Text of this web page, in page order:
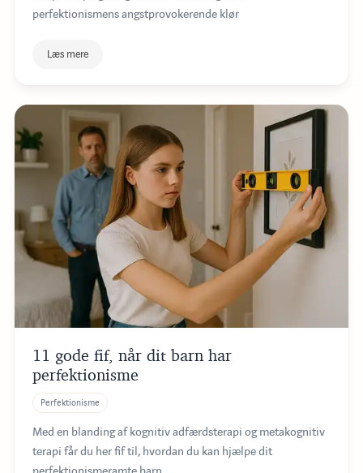
perfektionismens angstprovokerende klør
Læs mere
11 gode fif, når dit barn har
perfektionisme
Perfektionisme
Med en blanding af kognitiv adfærdsterapi og metakognitiv
terapi får du her fif til, hvordan du kan hjælpe dit